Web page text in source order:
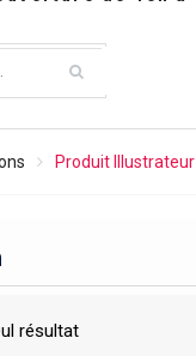
Produit Illustrateur
résultat